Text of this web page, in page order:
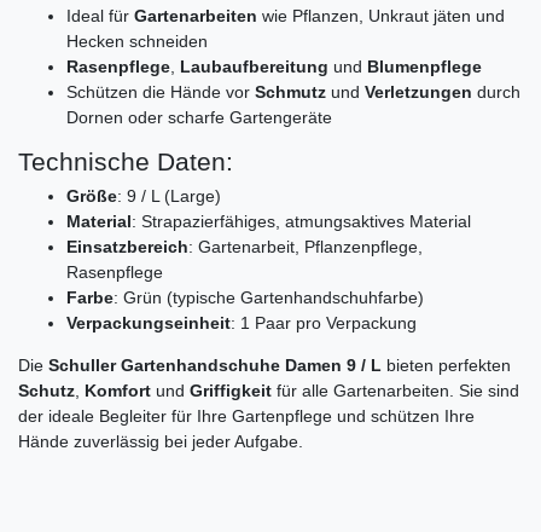
Ideal für Gartenarbeiten wie Pflanzen, Unkraut jäten und
Hecken schneiden
Rasenpflege Laubaufbereitung und Blumenpflege
Schützen die Hände vor Schmutz und Verletzungen durch
Dornen oder scharfe Gartengeräte
Technische Daten:
Größe: 9 / L (Large)
Material: Strapazierfähiges, atmungsaktives Material
Einsatzbereich: Gartenarbeit, Pflanzenpflege,
Rasenpflege
Farbe: Grün (typische Gartenhandschuhfarbe)
Verpackungseinheit: 1 Paar pro Verpackung
Die Schuller Gartenhandschuhe Damen 9 / L bieten perfekten
Schutz Komfort und Griffigkeit für alle Gartenarbeiten. Sie sind
der ideale Begleiter für Ihre Gartenpflege und schützen Ihre
Hände zuverlässig bei jeder Aufgabe.